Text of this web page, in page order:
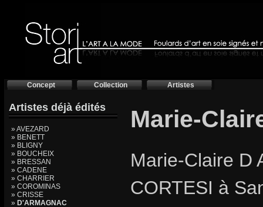
Concept Collection Artistes
Artistes déjà édités
» AVEZARD
» BENETT
» BLIGNY
» BOUCHEIX
» BRESSAN
» CADENE
» CHARRIER
» COROMINAS
» CRISSE
» D'ARMAGNAC
Marie-
Marie-Claire D
CORTESI à